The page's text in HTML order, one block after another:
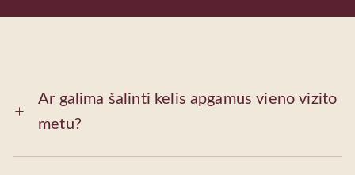
Ar galima šalinti kelis apgamus vieno vizito
metu?